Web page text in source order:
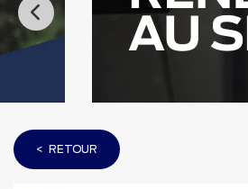
< RETOUR